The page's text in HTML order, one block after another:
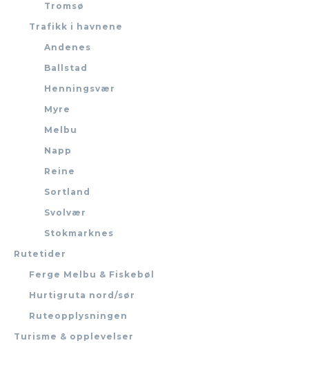
Tromsø
Trafikk i havnene
Andenes
Ballstad
Henningsvær
Myre
Melbu
Napp
Reine
Sortland
Svolvær
Stokmarknes
Rutetider
Ferge Melbu & Fiskebøl
Hurtigruta nord/sør
Ruteopplysningen
Turisme & opplevelser